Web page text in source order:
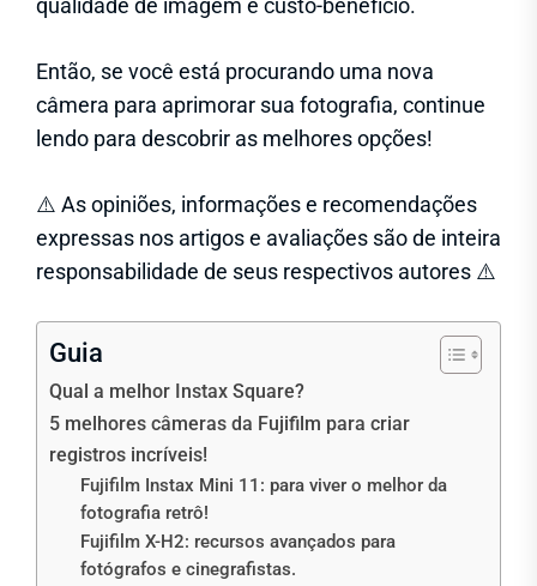
qualidade de imagem e custo-benefício.
Então, se você está procurando uma nova
câmera para aprimorar sua fotografia, continue
lendo para descobrir as melhores opções!
⚠️ As opiniões, informações e recomendações
expressas nos artigos e avaliações são de inteira
responsabilidade de seus respectivos autores ⚠️
Guia
Qual a melhor Instax Square?
5 melhores câmeras da Fujifilm para criar
registros incríveis!
Fujifilm Instax Mini 11: para viver o melhor da
fotografia retrô!
Fujifilm X-H2: recursos avançados para
fotógrafos e cinegrafistas.